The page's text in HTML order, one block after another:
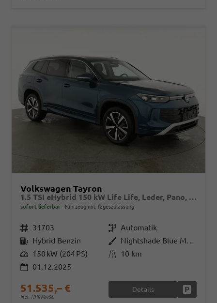
Volkswagen Tayron
1.5 TSI eHybrid 150 kW Life Life, Leder, Pano, HuD, AHK, AreaView, Side, Navi, Winter, 5-J. Garantie
sofort lieferbar Fahrzeug mit Tageszulassung
Fahrzeugnr. 31703 GetriebeAutomatik
Kraftstoff Hybrid Benzin Außenfarbe
Nightshade Blue Metallic
Leistung 150 kW (204 PS) Kilometerstand 10 km
01.12.2025
51.535,– €
incl. 19% MwSt.
Details